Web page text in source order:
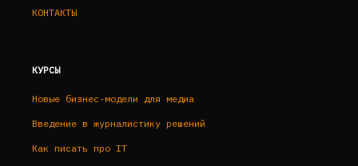
КОНТАКТЫ
КУРСЫ
Новые бизнес-модели для медиа
Введение в журналистику решений
Как писать про IT